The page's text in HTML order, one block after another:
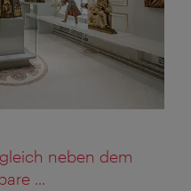
neben dem
...